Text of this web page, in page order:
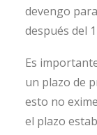
devengo
después del
Es
un plazo de
esto no
el plazo